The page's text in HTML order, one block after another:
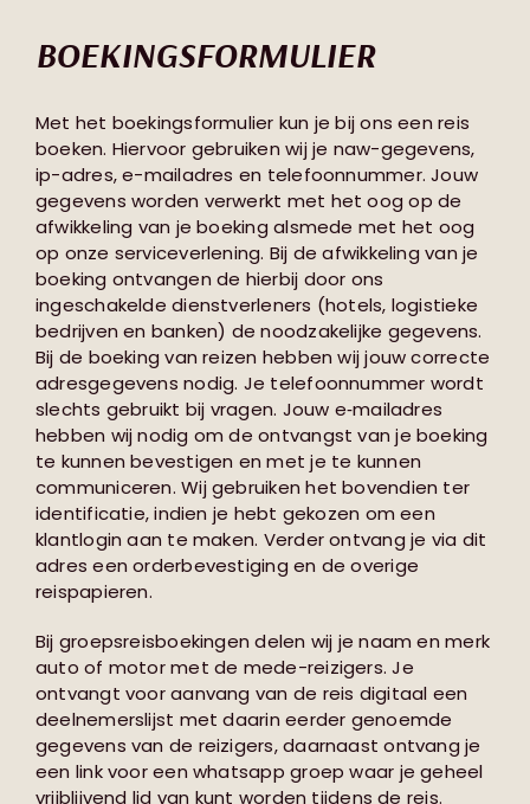
BOEKINGSFORMULIER
Met het boekingsformulier kun je bij ons een reis
boeken. Hiervoor gebruiken wij je naw-gegevens,
ip-adres, e-mailadres en telefoonnummer. Jouw
gegevens worden verwerkt met het oog op de
afwikkeling van je boeking alsmede met het oog
op onze serviceverlening. Bij de afwikkeling van je
boeking ontvangen de hierbij door ons
ingeschakelde dienstverleners (hotels, logistieke
bedrijven en banken) de noodzakelijke gegevens.
Bij de boeking van reizen hebben wij jouw correcte
adresgegevens nodig. Je telefoonnummer wordt
slechts gebruikt bij vragen. Jouw e‑mailadres
hebben wij nodig om de ontvangst van je boeking
te kunnen bevestigen en met je te kunnen
communiceren. Wij gebruiken het bovendien ter
identificatie, indien je hebt gekozen om een
klantlogin aan te maken. Verder ontvang je via dit
adres een orderbevestiging en de overige
reispapieren.
Bij groepsreisboekingen delen wij je naam en merk
auto of motor met de mede-reizigers. Je
ontvangt voor aanvang van de reis digitaal een
deelnemerslijst met daarin eerder genoemde
gegevens van de reizigers, daarnaast ontvang je
een link voor een whatsapp groep waar je geheel
vrijblijvend lid van kunt worden tijdens de reis.